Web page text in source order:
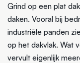
Grind op een plat
daken. Vooral bij
industriële panden
op het dakvlak. Wat
vervult eigenlijk